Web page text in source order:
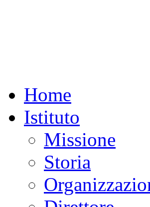
Home
Istituto
Missione
Storia